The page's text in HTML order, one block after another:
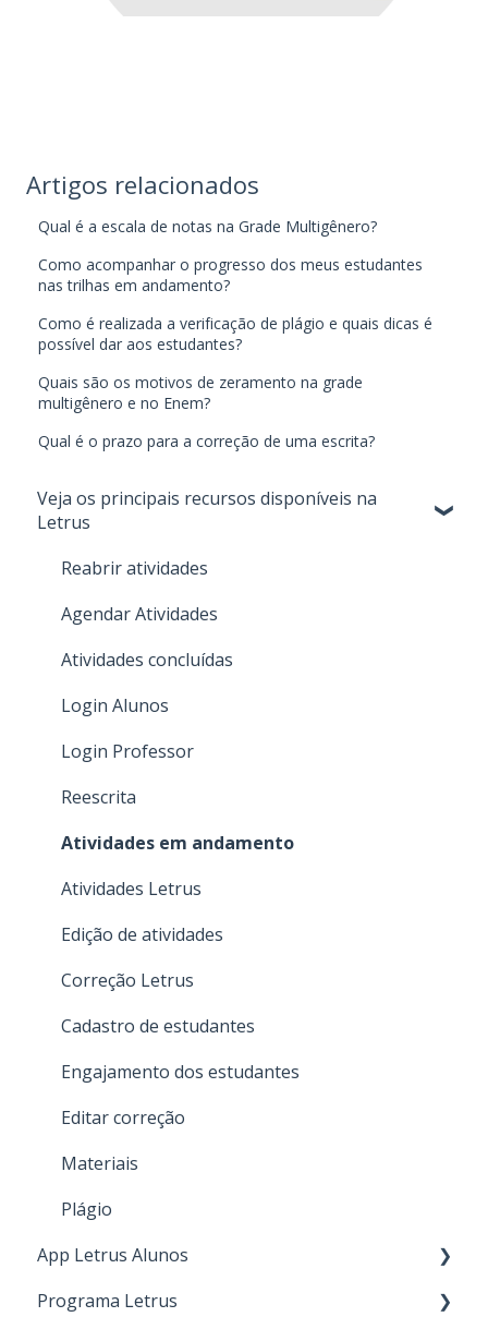
Artigos relacionados
Qual é a escala de notas na Grade Multigênero?
Como acompanhar o progresso dos meus estudantes
nas trilhas em andamento?
Como é realizada a verificação de plágio e quais dicas é
possível dar aos estudantes?
Quais são os motivos de zeramento na grade
multigênero e no Enem?
Qual é o prazo para a correção de uma escrita?
Veja os principais recursos disponíveis na
Letrus
Reabrir atividades
Agendar Atividades
Atividades concluídas
Login Alunos
Login Professor
Reescrita
Atividades em andamento
Atividades Letrus
Edição de atividades
Correção Letrus
Cadastro de estudantes
Engajamento dos estudantes
Editar correção
Materiais
Plágio
App Letrus Alunos
Atividades em andamento alunos
Programa Letrus